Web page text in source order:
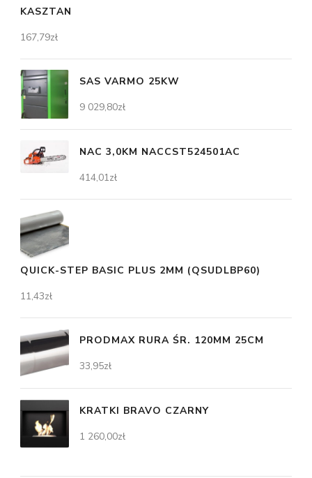
KASZTAN
167,79zł
SAS VARMO 25KW
9 029,80zł
NAC 3,0KM NACCST524501AC
414,01zł
QUICK-STEP BASIC PLUS 2MM (QSUDLBP60)
11,43zł
PRODMAX RURA ŚR. 120MM 25CM
33,95zł
KRATKI BRAVO CZARNY
1 260,00zł